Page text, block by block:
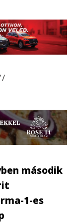
második
1-es